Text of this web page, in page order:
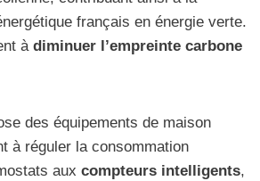
français en énergie verte.
à diminuer l’empreinte carbone
des équipements de maison
à réguler la consommation
aux compteurs intelligents,